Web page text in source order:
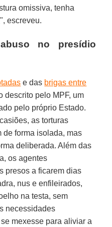
omissiva, tenha
escreveu.
no presídio
e das brigas entre
descrito pelo MPF, um
pelo próprio Estado.
as torturas
de forma isolada, mas
deliberada. Além das
os agentes
presos a ficarem dias
nus e enfileirados,
na testa, sem
necessidades
mexesse para aliviar a